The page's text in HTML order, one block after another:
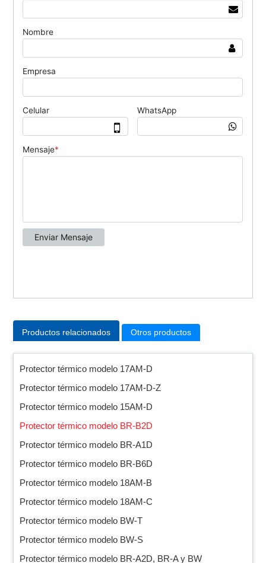
Productos relacionados Otros productos
Protector térmico modelo 17AM-D
Protector térmico modelo 17AM-D-Z
Protector térmico modelo 15AM-D
Protector térmico modelo BR-B2D
Protector térmico modelo BR-A1D
Protector térmico modelo BR-B6D
Protector térmico modelo 18AM-B
Protector térmico modelo 18AM-C
Protector térmico modelo BW-T
Protector térmico modelo BW-S
Protector térmico modelo BR-A2D, BR-A y BW